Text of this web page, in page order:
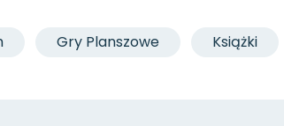
Gry Planszowe Książki